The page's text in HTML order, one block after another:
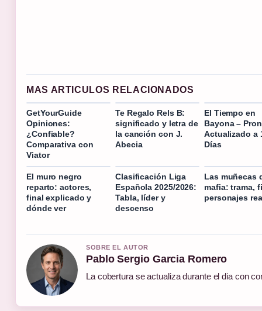
MAS ARTICULOS RELACIONADOS
GetYourGuide
Opiniones:
¿Confiable?
Comparativa con
Viator
Te Regalo Rels B:
significado y letra de
la canción con J.
Abecia
El Tiempo en
Bayona –
Actualizado a
Días
El muro negro
reparto: actores,
final explicado y
dónde ver
Clasificación Liga
Española 2025/2026:
Tabla, líder y
descenso
Las muñecas
mafia: trama,
personajes
SOBRE EL AUTOR
Pablo Sergio Garcia Romero
La cobertura se actualiza durante el dia con